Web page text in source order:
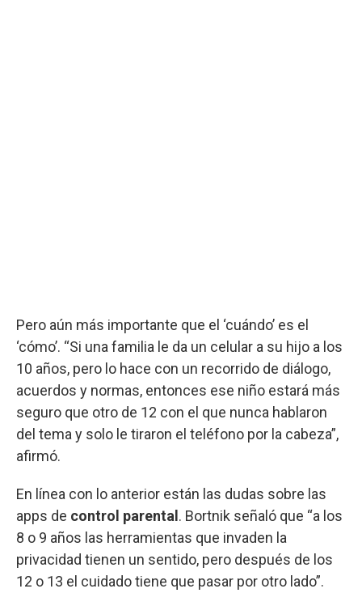
Pero aún más importante que el ‘cuándo’ es el
‘cómo’. “Si una familia le da un celular a su hijo a los
10 años, pero lo hace con un recorrido de diálogo,
acuerdos y normas, entonces ese niño estará más
seguro que otro de 12 con el que nunca hablaron
del tema y solo le tiraron el teléfono por la cabeza”,
afirmó.
En línea con lo anterior están las dudas sobre las
apps de control parental . Bortnik señaló que “a los
8 o 9 años las herramientas que invaden la
privacidad tienen un sentido, pero después de los
12 o 13 el cuidado tiene que pasar por otro lado”.